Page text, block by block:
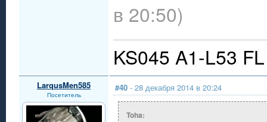
в 20:50)
KS045 A1-L53
LarqusMen585
Посетитель
#40 - 28 декабря 2014 в 20:24
Toha: